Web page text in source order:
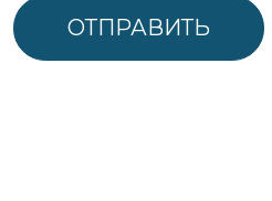
ОТПРАВИТЬ